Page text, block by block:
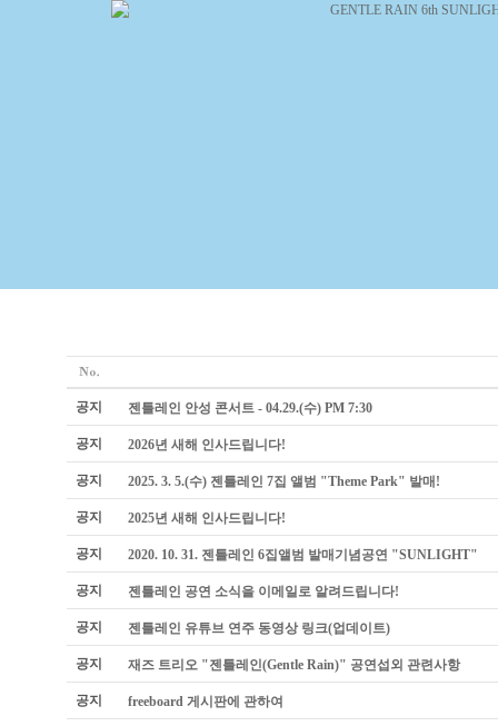
공지 젠틀레인 안성 콘서트 - 04.29.(수) PM 7:30
공지 2026년 새해 인사드립니다!
공지 2025. 3. 5.(수) 젠틀레인 7집 앨범 "Theme Park" 발매!
공지 2025년 새해 인사드립니다!
공지 2020. 10. 31. 젠틀레인 6집앨범 발매기념공연 "SUNLIGHT"
공지 젠틀레인 공연 소식을 이메일로 알려드립니다!
공지 젠틀레인 유튜브 연주 동영상 링크(업데이트)
공지 재즈 트리오 "젠틀레인(Gentle Rain)" 공연섭외 관련사항
공지 freeboard 게시판에 관하여